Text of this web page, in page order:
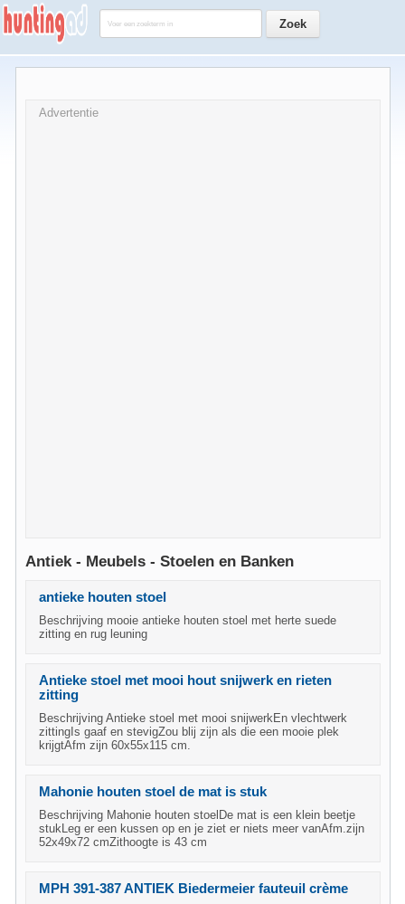
Advertentie
Antiek - Meubels - Stoelen en Banken
antieke houten stoel
Beschrijving mooie antieke houten stoel met herte suede
zitting en rug leuning
Antieke stoel met mooi hout snijwerk en rieten
zitting
Beschrijving Antieke stoel met mooi snijwerkEn vlechtwerk
zittingIs gaaf en stevigZou blij zijn als die een mooie plek
krijgtAfm zijn 60x55x115 cm.
Mahonie houten stoel de mat is stuk
Beschrijving Mahonie houten stoelDe mat is een klein beetje
stukLeg er een kussen op en je ziet er niets meer vanAfm.zijn
52x49x72 cmZithoogte is 43 cm
MPH 391-387 ANTIEK Biedermeier fauteuil crème